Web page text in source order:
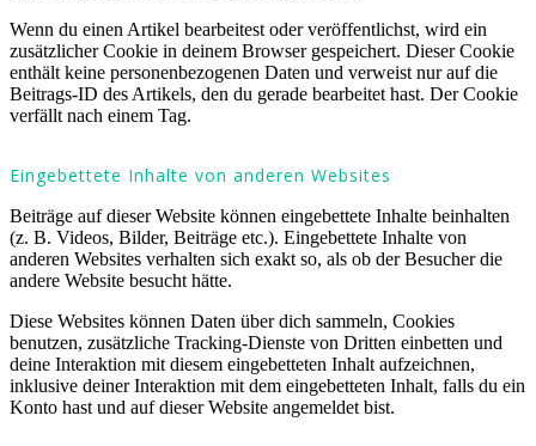
Wenn du einen Artikel bearbeitest oder veröffentlichst, wird ein
zusätzlicher Cookie in deinem Browser gespeichert. Dieser Cookie
enthält keine personenbezogenen Daten und verweist nur auf die
Beitrags-ID des Artikels, den du gerade bearbeitet hast. Der Cookie
verfällt nach einem Tag.
Eingebettete Inhalte von anderen Websites
Beiträge auf dieser Website können eingebettete Inhalte beinhalten
(z. B. Videos, Bilder, Beiträge etc.). Eingebettete Inhalte von
anderen Websites verhalten sich exakt so, als ob der Besucher die
andere Website besucht hätte.
Diese Websites können Daten über dich sammeln, Cookies
benutzen, zusätzliche Tracking-Dienste von Dritten einbetten und
deine Interaktion mit diesem eingebetteten Inhalt aufzeichnen,
inklusive deiner Interaktion mit dem eingebetteten Inhalt, falls du ein
Konto hast und auf dieser Website angemeldet bist.